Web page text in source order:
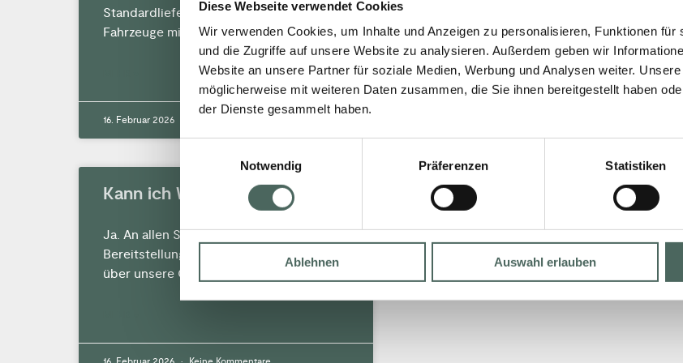
Diese Webseite verwendet Cookies
Wir verwenden Cookies, um Inhalte und Anzeigen zu personalisieren, Funktionen für
und die Zugriffe auf unsere Website zu analysieren. Außerdem geben wir
Website an unsere Partner für soziale Medien, Werbung und Analysen weiter.
möglicherweise mit weiteren Daten zusammen, die Sie ihnen bereitgestellt haben
der Dienste gesammelt haben.
Notwendig
Präferenzen Statistiken
Ablehnen Auswahl erlauben
Standardlieferung Baustellenanlieferung
Fahrzeuge mit Kran
16. Februar 2026
MEHR »
Kann ich Ware selbst abholen?
Ja. An allen Standorten mit schneller
Bereitstellung. Informieren Sie sich hier
über unsere Öffnungszeiten.